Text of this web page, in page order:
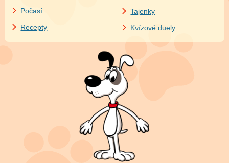
Počasí
Recepty
Tajenky
Kvízové duely